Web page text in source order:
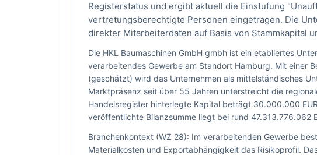
Registerstatus und ergibt aktuell die Einstufung
vertretungsberechtigte Personen eingetragen. Die
direkter Mitarbeiterdaten auf Basis von Stammkapital
Die HKL Baumaschinen GmbH gmbh ist ein etabliertes
verarbeitendes Gewerbe am Standort Hamburg. Mit einer
(geschätzt) wird das Unternehmen als mittelständisches
Marktpräsenz seit über 55 Jahren unterstreicht die
Handelsregister hinterlegte Kapital beträgt 30.000.000
veröffentlichte Bilanzsumme liegt bei rund 47.313.776.062
Branchenkontext (WZ 28): Im verarbeitenden Gewerbe
Materialkosten und Exportabhängigkeit das Risikoprofil.